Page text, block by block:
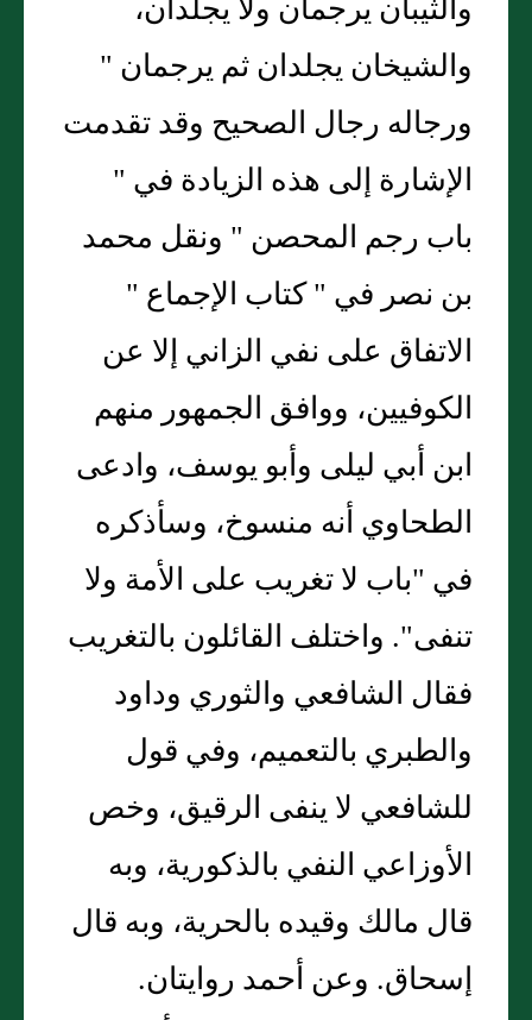
والشيخان يجلدان ثم يرجمان "
ورجاله رجال الصحيح وقد تقدمت
الإشارة إلى هذه الزيادة في "
باب رجم المحصن " ونقل محمد
بن نصر في " كتاب الإجماع "
الاتفاق على نفي الزاني إلا عن
الكوفيين، ووافق الجمهور منهم
ابن أبي ليلى وأبو يوسف، وادعى
الطحاوي أنه منسوخ، وسأذكره
في "باب لا تغريب على الأمة ولا
تنفى". واختلف القائلون بالتغريب
فقال الشافعي والثوري وداود
والطبري بالتعميم، وفي قول
للشافعي لا ينفى الرقيق، وخص
الأوزاعي النفي بالذكورية، وبه
قال مالك وقيده بالحرية، وبه قال
إسحاق. وعن أحمد روايتان.